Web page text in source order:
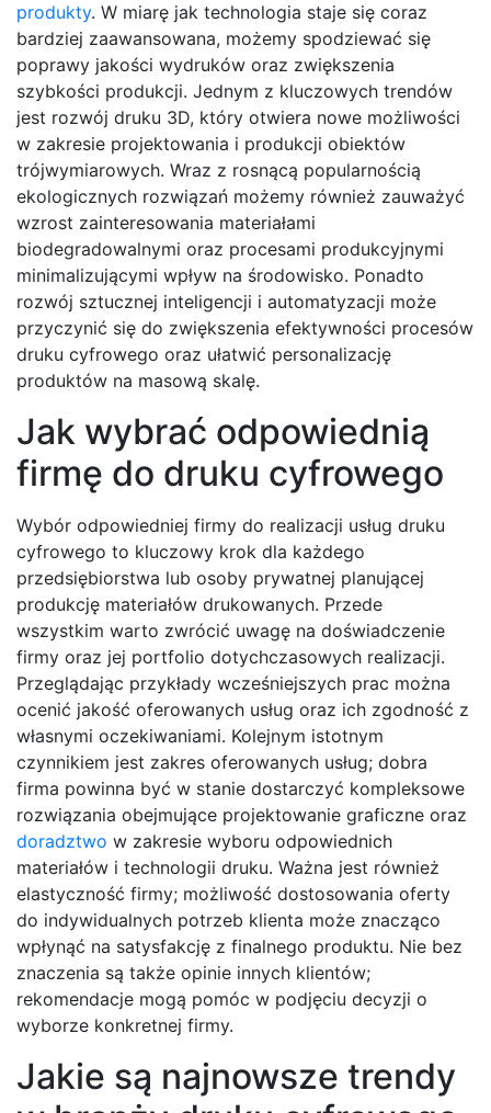
produkty. W miarę jak technologia staje się coraz
bardziej zaawansowana, możemy spodziewać się
poprawy jakości wydruków oraz zwiększenia
szybkości produkcji. Jednym z kluczowych trendów
jest rozwój druku 3D, który otwiera nowe możliwości
w zakresie projektowania i produkcji obiektów
trójwymiarowych. Wraz z rosnącą popularnością
ekologicznych rozwiązań możemy również zauważyć
wzrost zainteresowania materiałami
biodegradowalnymi oraz procesami produkcyjnymi
minimalizującymi wpływ na środowisko. Ponadto
rozwój sztucznej inteligencji i automatyzacji może
przyczynić się do zwiększenia efektywności procesów
druku cyfrowego oraz ułatwić personalizację
produktów na masową skalę.
Jak wybrać odpowiednią
firmę do druku cyfrowego
Wybór odpowiedniej firmy do realizacji usług druku
cyfrowego to kluczowy krok dla każdego
przedsiębiorstwa lub osoby prywatnej planującej
produkcję materiałów drukowanych. Przede
wszystkim warto zwrócić uwagę na doświadczenie
firmy oraz jej portfolio dotychczasowych realizacji.
Przeglądając przykłady wcześniejszych prac można
ocenić jakość oferowanych usług oraz ich zgodność z
własnymi oczekiwaniami. Kolejnym istotnym
czynnikiem jest zakres oferowanych usług; dobra
firma powinna być w stanie dostarczyć kompleksowe
rozwiązania obejmujące projektowanie graficzne oraz
doradztwo w zakresie wyboru odpowiednich
materiałów i technologii druku. Ważna jest również
elastyczność firmy; możliwość dostosowania oferty
do indywidualnych potrzeb klienta może znacząco
wpłynąć na satysfakcję z finalnego produktu. Nie bez
znaczenia są także opinie innych klientów;
rekomendacje mogą pomóc w podjęciu decyzji o
wyborze konkretnej firmy.
Jakie są najnowsze trendy